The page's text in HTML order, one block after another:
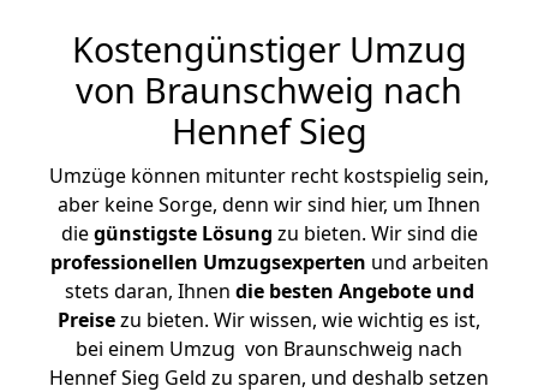
Kostengünstiger Umzug
von Braunschweig nach
Hennef Sieg
Umzüge können mitunter recht kostspielig sein,
aber keine Sorge, denn wir sind hier, um Ihnen
diegünstigste Lösung zu bieten. Wir sind die
professionellen Umzugsexperten und arbeiten
stets daran, Ihnen die besten Angebote und
Preisezu bieten. Wir wissen, wie wichtig es ist,
bei einem Umzug von Braunschweig nach
Hennef Sieg Geld zu sparen, und deshalb setzen